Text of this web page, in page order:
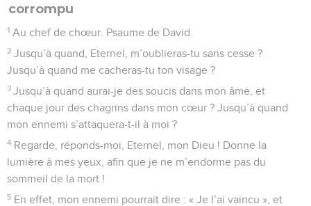
corrompu
1 Au chef de chœur. Psaume de David.
2 Jusqu’à quand, Eternel, m’oublieras-tu sans cesse ?
Jusqu’à quand me cacheras-tu ton visage ?
3 Jusqu’à quand aurai-je des soucis dans mon âme, et
chaque jour des chagrins dans mon cœur ? Jusqu’à quand
mon ennemi s’attaquera-t-il à moi ?
4 Regarde, réponds-moi, Eternel, mon Dieu ! Donne la
lumière à mes yeux, afin que je ne m’endorme pas du
sommeil de la mort !
5 En effet, mon ennemi pourrait dire : « Je l’ai vaincu », et